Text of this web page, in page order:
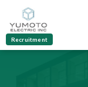
Recruitment